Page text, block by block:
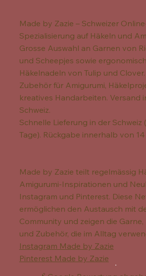
Made by Zazie – Schweizer
Spezialisierung auf Häkeln und
Grosse Auswahl an Garnen von
und Scheepjes sowie
Häkelnadeln von Tulip und Clover.
Zubehör für Amigurumi,
kreatives Handarbeiten. Versand
Schweiz.
Schnelle Lieferung in der Schweiz
Tage). Rückgabe innerhalb von
Made by Zazie teilt regelmässig
Amigurumi-Inspirationen und
Instagram und Pinterest. Diese
ermöglichen den Austausch mit
Community und zeigen die
und Zubehör, die im Alltag
Instagram Made by Zazie
Pinterest Made by Zazie